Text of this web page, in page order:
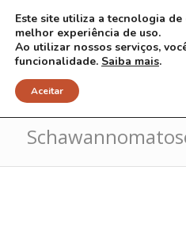
Arquivo para Tag:
Este site utiliza a tecnologia
melhor experiência de uso.
Ao utilizar nossos serviços,
funcionalidade. Saiba mais.
Aceitar